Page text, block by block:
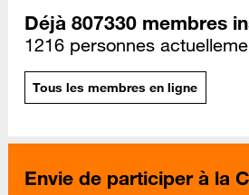
Déjà 807330 membres
1216 personnes
Tous les membres en ligne
Envie de participer à la